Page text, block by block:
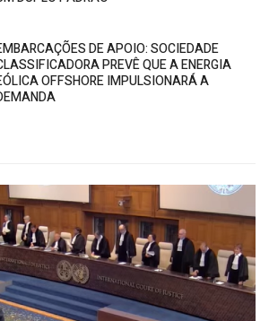
DE APOIO: SOCIEDADE
PREVÊ QUE A ENERGIA
OFFSHORE IMPULSIONARÁ A